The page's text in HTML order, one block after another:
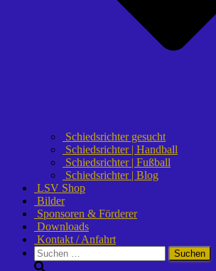
Schiedsrichter gesucht
Schiedsrichter | Handball
Schiedsrichter | Fußball
Schiedsrichter | Blog
LSV Shop
Bilder
Sponsoren & Förderer
Downloads
Kontakt / Anfahrt
Suchen
nach: